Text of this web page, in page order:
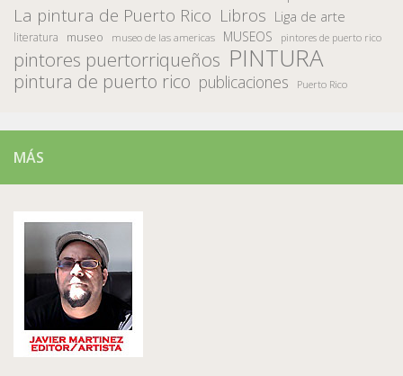
La pintura de Puerto Rico Libros Liga de arte
literatura museo museo de las americas MUSEOS pintores de puerto rico
pintores puertorriqueños PINTURA
pintura de puerto rico publicaciones Puerto Rico
MÁS